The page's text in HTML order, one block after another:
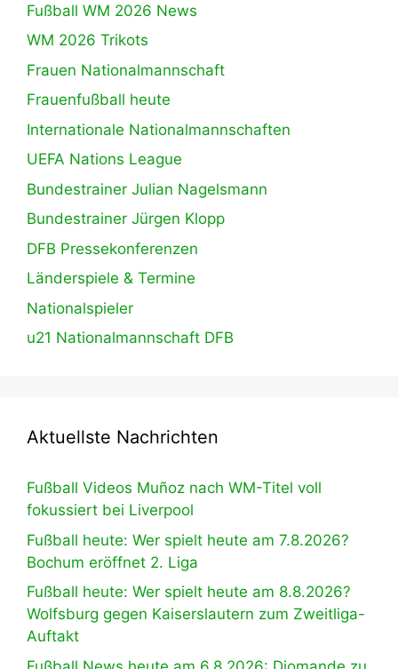
Fußball WM 2026 News
WM 2026 Trikots
Frauen Nationalmannschaft
Frauenfußball heute
Internationale Nationalmannschaften
UEFA Nations League
Bundestrainer Julian Nagelsmann
Bundestrainer Jürgen Klopp
DFB Pressekonferenzen
Länderspiele & Termine
Nationalspieler
u21 Nationalmannschaft DFB
Aktuellste Nachrichten
Fußball Videos Muñoz nach WM-Titel voll
fokussiert bei Liverpool
Fußball heute: Wer spielt heute am 7.8.2026?
Bochum eröffnet 2. Liga
Fußball heute: Wer spielt heute am 8.8.2026?
Wolfsburg gegen Kaiserslautern zum Zweitliga-
Auftakt